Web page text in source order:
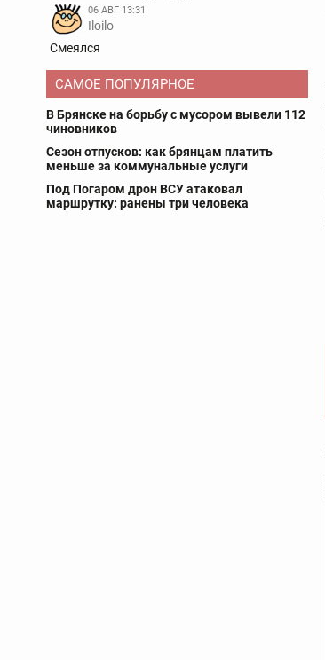
06 АВГ 13:31
Iloilo
Смеялся
САМОЕ ПОПУЛЯРНОЕ
В Брянске на борьбу с мусором вывели 112
чиновников
Сезон отпусков: как брянцам платить
меньше за коммунальные услуги
Под Погаром дрон ВСУ атаковал
маршрутку: ранены три человека